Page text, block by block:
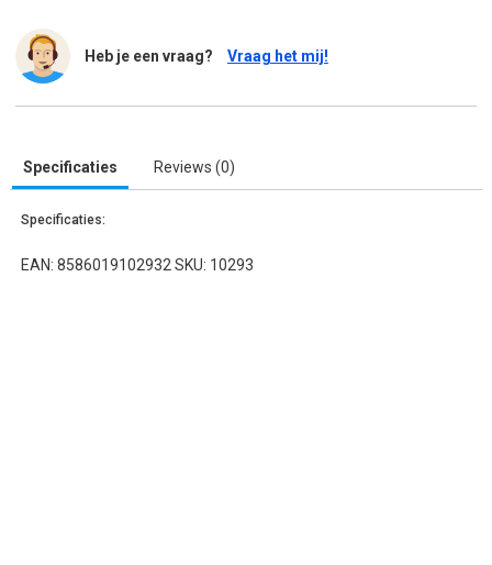
Heb je een vraag? Vraag het mij!
Specificaties Reviews (0)
Specificaties:
EAN: 8586019102932 SKU: 10293